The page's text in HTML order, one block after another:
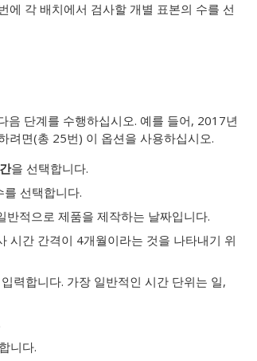
에 각 배치에서 검사할 개별 표본의 수를 선
음 단계를 수행하십시오. 예를 들어, 2017년
려면(총 25번) 이 옵션을 사용하십시오.
을 선택합니다.
선택합니다.
적으로 제품을 제작하는 날짜입니다.
시간 간격이 4개월이라는 것을 나타내기 위
력합니다. 가장 일반적인 시간 단위는 일,
니다.